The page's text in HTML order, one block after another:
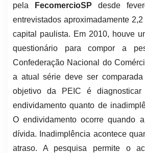
pela
FecomercioSP desde
entrevistados aproximadamente
capital paulista. Em 2010, houve
questionário para compor a
Confederação Nacional do
a atual série deve ser
objetivo da PEIC é
endividamento quanto de
O endividamento ocorre quando
dívida. Inadimplência acontece
atraso. A pesquisa permite o